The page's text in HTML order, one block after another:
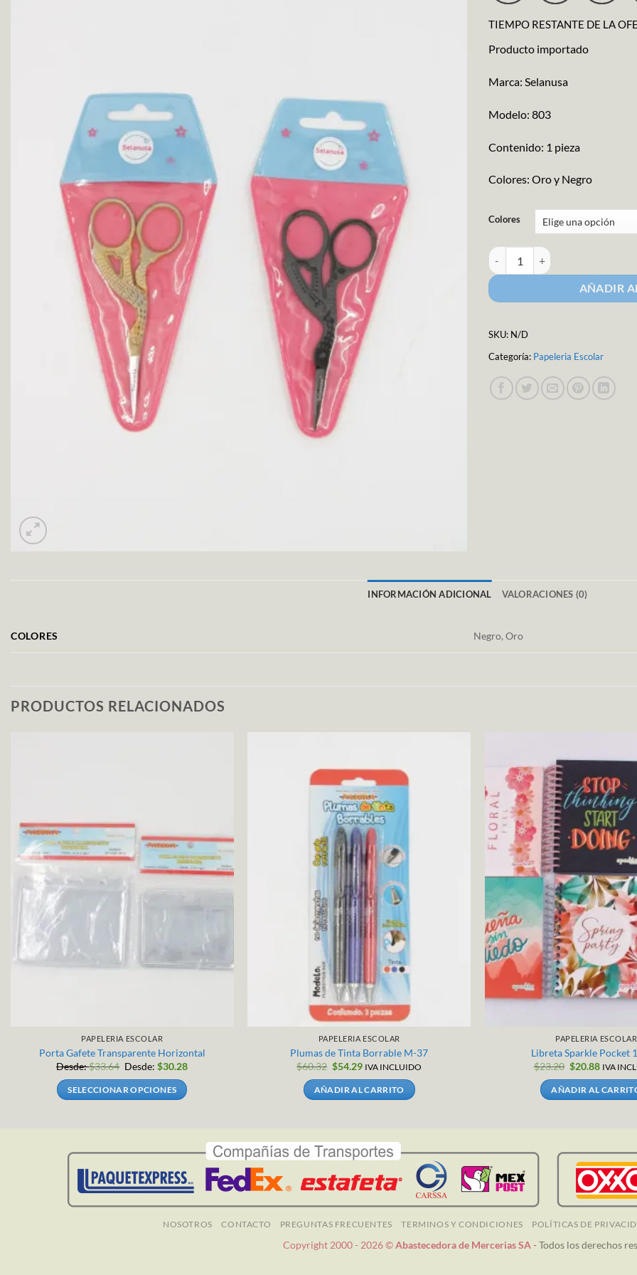
TIEMPO RESTANTE DE LA
Producto importado
Marca: Selanusa
Modelo: 803
Contenido: 1 pieza
Colores: Oro y Negro
Colores
Tijera Garza 3.5" cantidad
AÑADIR
SKU: N/D
Categoría: Papeleria Escolar
INFORMACIÓN ADICIONAL VALORACIONES (0)
COLORES Negro, Oro
PRODUCTOS RELACIONADOS
PAPELERIA ESCOLAR
Porta Gafete Transparente Horizontal
Desde:$33.64 Desde:$30.28
SELECCIONAR OPCIONES
múltiples
variantes.
Las
opciones
PAPELERIA ESCOLAR
Plumas de Tinta Borrable M-37
$60.32 El
original
era:
$54.29El
actual
es:
IVA INCLUIDO
AÑADIR AL CARRITO
PAPELERIA ESCOLAR
Libreta Sparkle Pocket
$23.20 El
original
era:
$20.88El
actual
es:
IVA
AÑADIR AL
NOSOTROS CONTACTO PREGUNTAS FRECUENTES TERMINOS Y CONDICIONES POLÍTICAS DE
Copyright 2000 - 2026 ©Abastecedora de Mercerias SA -Todos los derechos